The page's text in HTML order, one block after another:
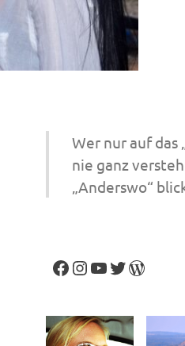
Wer nur auf das
nie ganz
„Anderswo“
Facebook
Instagram
YouTube
Twitter